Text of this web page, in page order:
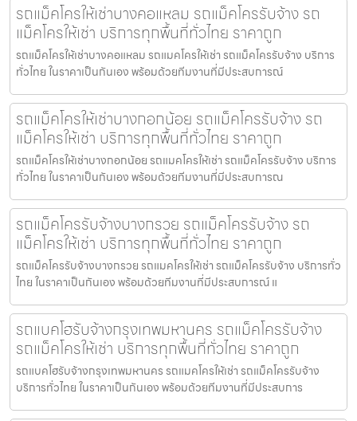
รถแม็คโครให้เช่าบางคอแหลม รถแม็คโครรับจ้าง รถ
แม็คโครให้เช่า บริการทุกพื้นที่ทั่วไทย ราคาถูก
รถแม็คโครให้เช่าบางคอแหลม รถแมคโครให้เช่า รถแม็คโครรับจ้าง บริการ
ทั่วไทย ในราคาเป็นกันเอง พร้อมด้วยทีมงานที่มีประสบการณ์
รถแม็คโครให้เช่าบางกอกน้อย รถแม็คโครรับจ้าง รถ
แม็คโครให้เช่า บริการทุกพื้นที่ทั่วไทย ราคาถูก
รถแม็คโครให้เช่าบางกอกน้อย รถแมคโครให้เช่า รถแม็คโครรับจ้าง บริการ
ทั่วไทย ในราคาเป็นกันเอง พร้อมด้วยทีมงานที่มีประสบการณ
รถแม็คโครรับจ้างบางกรวย รถแม็คโครรับจ้าง รถ
แม็คโครให้เช่า บริการทุกพื้นที่ทั่วไทย ราคาถูก
รถแม็คโครรับจ้างบางกรวย รถแมคโครให้เช่า รถแม็คโครรับจ้าง บริการทั่ว
ไทย ในราคาเป็นกันเอง พร้อมด้วยทีมงานที่มีประสบการณ์ แ
รถแบคโฮรับจ้างกรุงเทพมหานคร รถแม็คโครรับจ้าง
รถแม็คโครให้เช่า บริการทุกพื้นที่ทั่วไทย ราคาถูก
รถแบคโฮรับจ้างกรุงเทพมหานคร รถแมคโครให้เช่า รถแม็คโครรับจ้าง
บริการทั่วไทย ในราคาเป็นกันเอง พร้อมด้วยทีมงานที่มีประสบการ